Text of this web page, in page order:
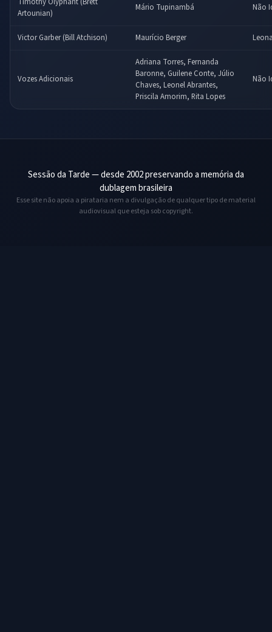
Artounian)
Mário Tupinambá Não
Victor Garber (Bill Atchison) Maurício Berger
Vozes Adicionais
Adriana Torres, Fernanda
Baronne, Guilene Conte, Júlio
Chaves, Leonel Abrantes,
Priscila Amorim, Rita Lopes
Não
Sessão da Tarde — desde 2002 preservando a memória da
dublagem brasileira
Esse site não apoia a pirataria nem a divulgação de qualquer tipo de material
audiovisual que esteja sob copyright.